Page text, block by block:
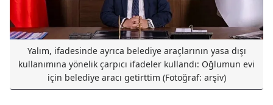
Yalım, ifadesinde ayrıca belediye araçlarının yasa dışı
kullanımına yönelik çarpıcı ifadeler kullandı: Oğlumun evi
için belediye aracı getirttim (Fotoğraf: arşiv)